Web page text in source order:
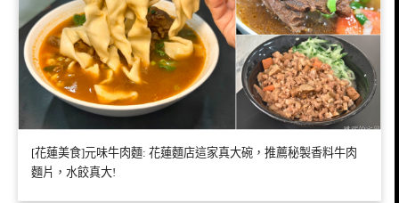
[花蓮美食]元味牛肉麵: 花蓮麵店這家真大碗，推薦秘製香料牛肉
麵片，水餃真大!